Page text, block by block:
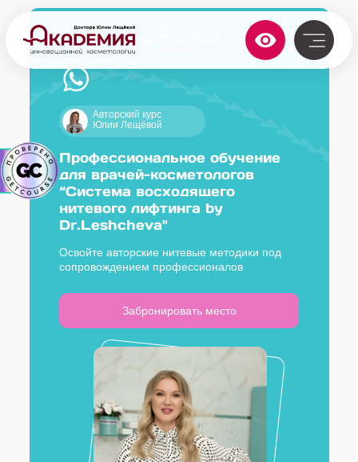
Профессиональное обучение
для врачей-косметологов
“Система восходящего
нитевого лифтинга by
Dr.Leshcheva"
Освойте авторские нитевые методики под
сопровождением профессионалов
Забронировать место
Авторский курс
Юлии Лещёвой